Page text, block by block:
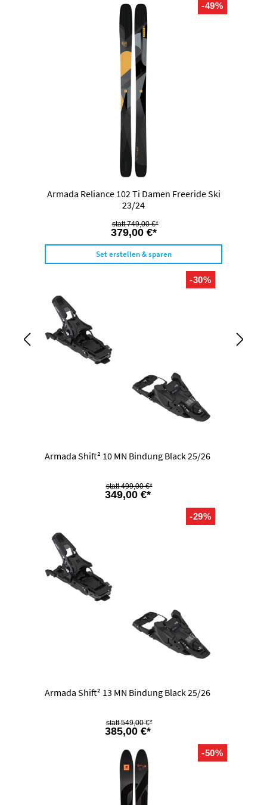
-49%
Armada Reliance 102 Ti Damen Freeride Ski
23/24
379,00 €*
749,00 €*
Set erstellen & sparen
-30%
Armada Shift² 10 MN Bindung Black 25/26
349,00 €*
499,00 €*
-29%
Armada Shift² 13 MN Bindung Black 25/26
385,00 €*
549,00 €*
-50%